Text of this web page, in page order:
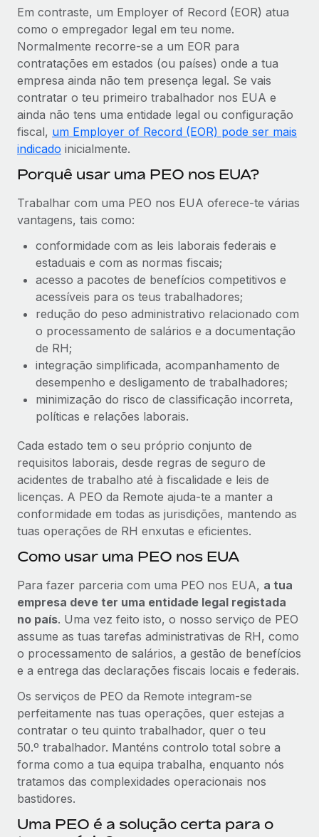
Em contraste, um Employer of Record (EOR) atua
como o empregador legal em teu nome.
Normalmente recorre-se a um EOR para
contratações em estados (ou países) onde a tua
empresa ainda não tem presença legal. Se vais
contratar o teu primeiro trabalhador nos EUA e
ainda não tens uma entidade legal ou configuração
fiscal, um Employer of Record (EOR) pode ser mais
indicado inicialmente.
Porquê usar uma PEO nos EUA?
Trabalhar com uma PEO nos EUA oferece-te várias
vantagens, tais como:
conformidade com as leis laborais federais e
estaduais e com as normas fiscais;
acesso a pacotes de benefícios competitivos e
acessíveis para os teus trabalhadores;
redução do peso administrativo relacionado com
o processamento de salários e a documentação
de RH;
integração simplificada, acompanhamento de
desempenho e desligamento de trabalhadores;
minimização do risco de classificação incorreta,
políticas e relações laborais.
Cada estado tem o seu próprio conjunto de
requisitos laborais, desde regras de seguro de
acidentes de trabalho até à fiscalidade e leis de
licenças. A PEO da Remote ajuda-te a manter a
conformidade em todas as jurisdições, mantendo as
tuas operações de RH enxutas e eficientes.
Como usar uma PEO nos EUA
Para fazer parceria com uma PEO nos EUA, a tua
empresa deve ter uma entidade legal registada
no país. Uma vez feito isto, o nosso serviço de PEO
assume as tuas tarefas administrativas de RH, como
o processamento de salários, a gestão de benefícios
e a entrega das declarações fiscais locais e federais.
Os serviços de PEO da Remote integram-se
perfeitamente nas tuas operações, quer estejas a
contratar o teu quinto trabalhador, quer o teu
50.º trabalhador. Manténs controlo total sobre a
forma como a tua equipa trabalha, enquanto nós
tratamos das complexidades operacionais nos
bastidores.
Uma PEO é a solução certa para o